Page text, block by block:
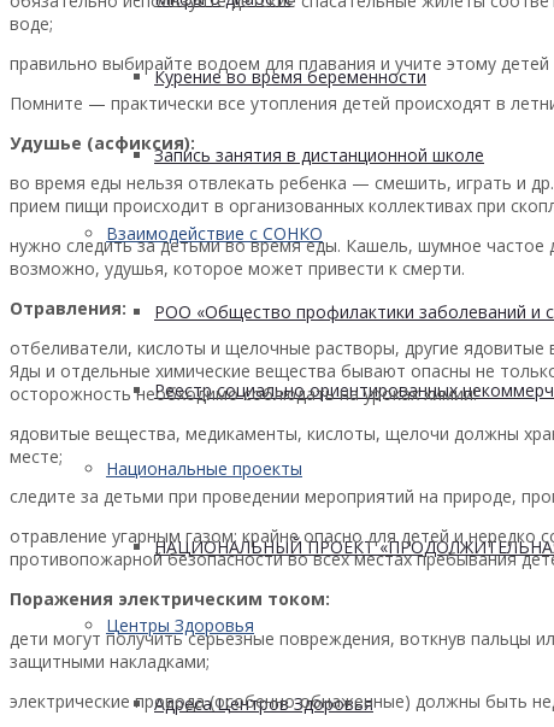
Курение во время беременности
Запись занятия в дистанционной школе
Взаимодействие с СОНКО
РОО «Общество профилактики заболеваний и
Реестр социально ориентированных
Национальные проекты
НАЦИОНАЛЬНЫЙ ПРОЕКТ
Центры Здоровья
Адреса Центров Здоровья
воде;
правильно выбирайте водоем для плавания и учите этому
Помните — практически все утопления детей происходят в
Удушье (асфиксия):
во время еды нельзя отвлекать ребенка — смешить, играть и
прием пищи происходит в организованных коллективах при
нужно следить за детьми во время еды. Кашель, шумное
возможно, удушья, которое может привести к смерти.
Отравления:
отбеливатели, кислоты и щелочные растворы, другие
Яды и отдельные химические вещества бывают опасны не
осторожность необходимо соблюдать на уроках химии!
ядовитые вещества, медикаменты, кислоты, щелочи должны
месте;
следите за детьми при проведении мероприятий на природе,
отравление угарным газом: крайне опасно для детей и
противопожарной безопасности во всех местах пребывания
Поражения электрическим током:
дети могут получить серьезные повреждения, воткнув пальцы
защитными накладками;
электрические провода (особенно обнаженные) должны быть